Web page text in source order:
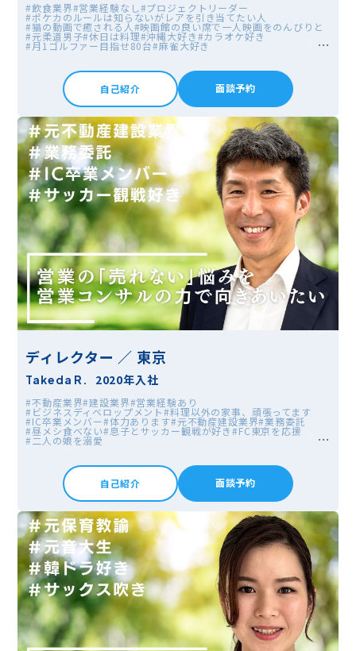
#飲食業界#営業経験なし#プロジェクトリーダー
#ポケカのルールは知らないがレアを引き当てたい人
#猫の動画で癒される人 #映画館の良い席で一人映画をのんびりと
#元柔道男子#休日は料理#沖縄大好き#カラオケ好き
#月1ゴルファー目指せ80台#麻雀大好き
#サウナで心も身体も整える
自己紹介 面談予約
ディレクター ／ 東京
Takeda R. 2020年入社
#不動産業界#建設業界#営業経験あり
#ビジネスディベロップメント#料理以外の家事、頑張ってます
#IC卒業メンバー#体力あります#元不動産建設業界#業務委託
#昼メシ食べない#息子とサッカー観戦が好き#FC東京を応援
#二人の娘を溺愛
自己紹介 面談予約